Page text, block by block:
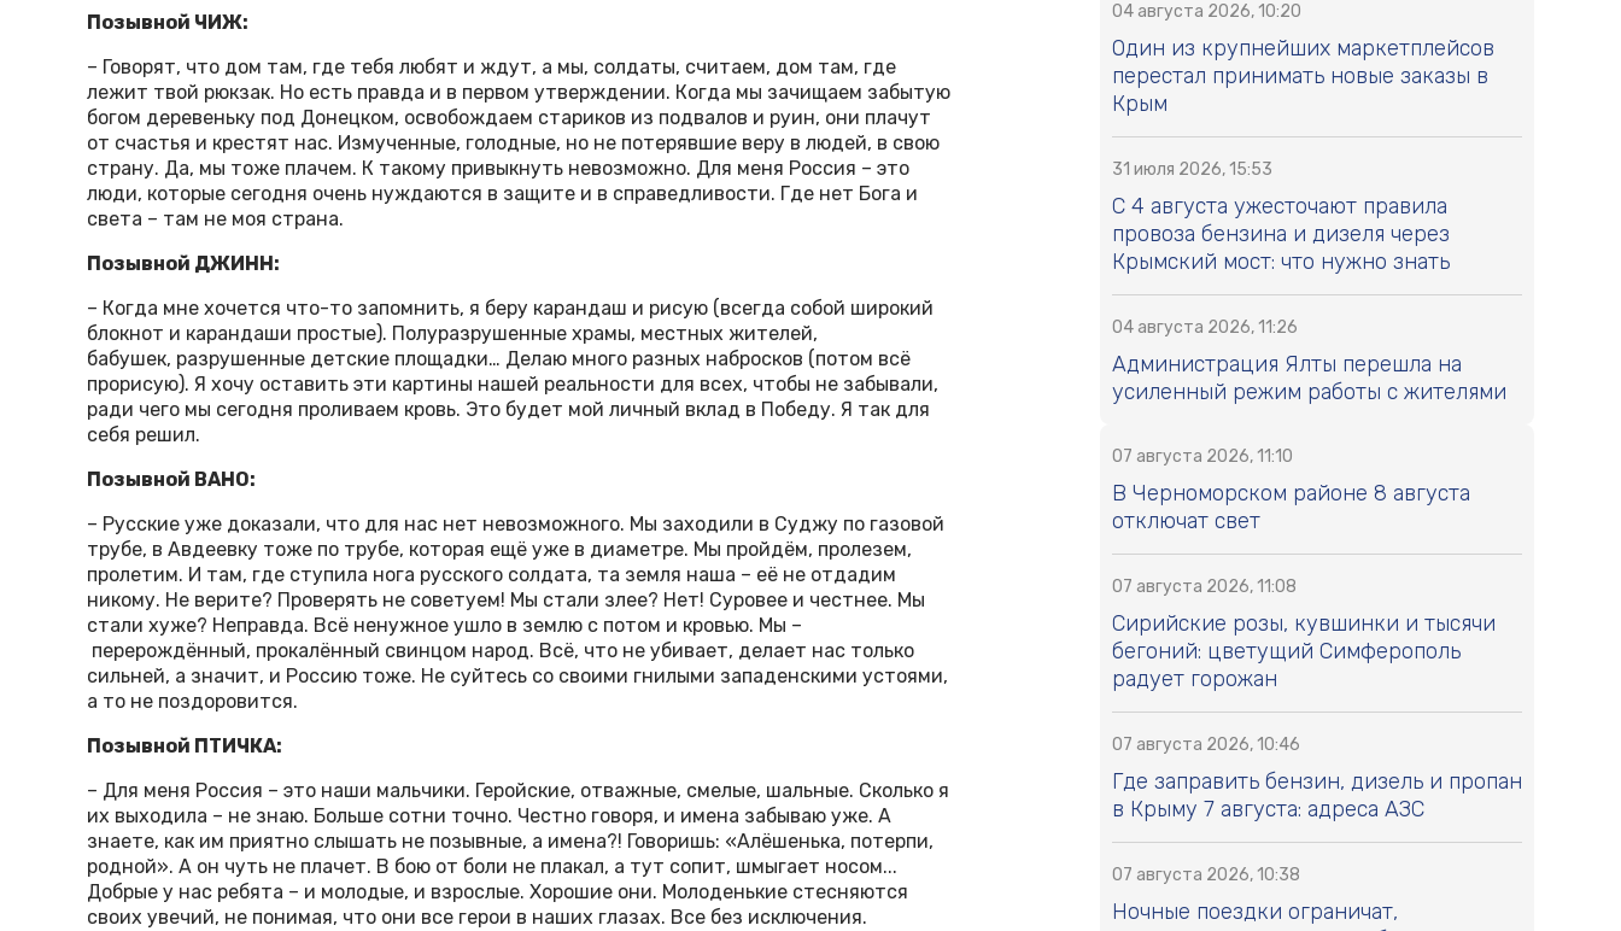
Позывной ЧИЖ:
– Говорят, что дом там, где тебя любят и ждут, а мы, солдаты, считаем, дом там, где
лежит твой рюкзак. Но есть правда и в первом утверждении. Когда мы зачищаем забытую
богом деревеньку под Донецком, освобождаем стариков из подвалов и руин, они плачут
от счастья и крестят нас. Измученные, голодные, но не потерявшие веру в людей, в свою
страну. Да, мы тоже плачем. К такому привыкнуть невозможно. Для меня Россия – это
люди, которые сегодня очень нуждаются в защите и в справедливости. Где нет Бога и
света – там не моя страна.
Позывной ДЖИНН:
– Когда мне хочется что-то запомнить, я беру карандаш и рисую (всегда собой широкий
блокнот и карандаши простые). Полуразрушенные храмы, местных жителей,
бабушек, разрушенные детские площадки… Делаю много разных набросков (потом всё
прорисую). Я хочу оставить эти картины нашей реальности для всех, чтобы не забывали,
ради чего мы сегодня проливаем кровь. Это будет мой личный вклад в Победу. Я так для
себя решил.
Позывной ВАНО:
– Русские уже доказали, что для нас нет невозможного. Мы заходили в Суджу по газовой
трубе, в Авдеевку тоже по трубе, которая ещё уже в диаметре. Мы пройдём, пролезем,
пролетим. И там, где ступила нога русского солдата, та земля наша – её не отдадим
никому. Не верите? Проверять не советуем! Мы стали злее? Нет! Суровее и честнее. Мы
стали хуже? Неправда. Всё ненужное ушло в землю с потом и кровью. Мы –
перерождённый, прокалённый свинцом народ. Всё, что не убивает, делает нас только
сильней, а значит, и Россию тоже. Не суйтесь со своими гнилыми западенскими устоями,
а то не поздоровится.
Позывной ПТИЧКА:
– Для меня Россия – это наши мальчики. Геройские, отважные, смелые, шальные. Сколько я
их выходила – не знаю. Больше сотни точно. Честно говоря, и имена забываю уже. А
знаете, как им приятно слышать не позывные, а имена?! Говоришь: «Алёшенька, потерпи,
родной». А он чуть не плачет. В бою от боли не плакал, а тут сопит, шмыгает носом...
Добрые у нас ребята – и молодые, и взрослые. Хорошие они. Молоденькие стесняются
своих увечий, не понимая, что они все герои в наших глазах. Все без исключения.
04 августа 2026, 10:20
Один из крупнейших маркетплейсов
перестал принимать новые заказы в
Крым
31 июля 2026, 15:53
С 4 августа ужесточают правила
провоза бензина и дизеля через
Крымский мост: что нужно знать
04 августа 2026, 11:26
Администрация Ялты перешла на
усиленный режим работы с жителями
07 августа 2026, 11:10
В Черноморском районе 8 августа
отключат свет
07 августа 2026, 11:08
Сирийские розы, кувшинки и тысячи
бегоний: цветущий Симферополь
радует горожан
07 августа 2026, 10:46
Где заправить бензин, дизель и пропан
в Крыму 7 августа: адреса АЗС
07 августа 2026, 10:38
Ночные поездки ограничат,